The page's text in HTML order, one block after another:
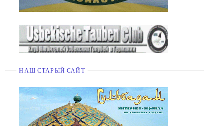
НАШ СТАРЫЙ САЙТ